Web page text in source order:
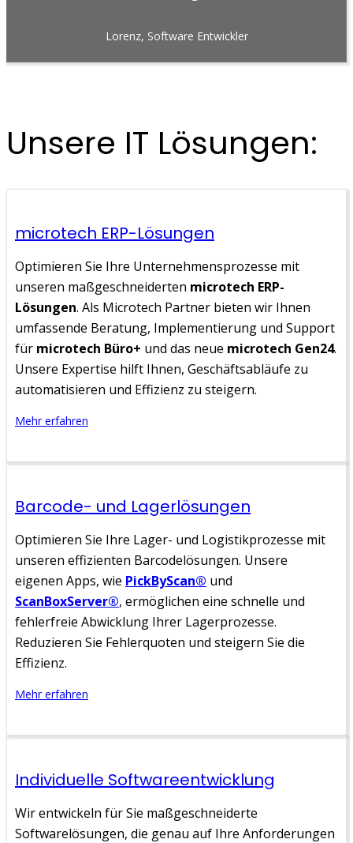
Lorenz, Software Entwickler
Unsere IT Lösungen:
microtech ERP-Lösungen
Optimieren Sie Ihre Unternehmensprozesse mit
unseren maßgeschneiderten microtech ERP-
Lösungen. Als Microtech Partner bieten wir Ihnen
umfassende Beratung, Implementierung und Support
für microtech Büro+ und das neue microtech Gen24.
Unsere Expertise hilft Ihnen, Geschäftsabläufe zu
automatisieren und Effizienz zu steigern.
Mehr erfahren
Barcode- und Lagerlösungen
Optimieren Sie Ihre Lager- und Logistikprozesse mit
unseren effizienten Barcodelösungen. Unsere
eigenen Apps, wie PickByScan® und
ScanBoxServer®, ermöglichen eine schnelle und
fehlerfreie Abwicklung Ihrer Lagerprozesse.
Reduzieren Sie Fehlerquoten und steigern Sie die
Effizienz.
Mehr erfahren
Individuelle Softwareentwicklung
Wir entwickeln für Sie maßgeschneiderte
Softwarelösungen, die genau auf Ihre Anforderungen